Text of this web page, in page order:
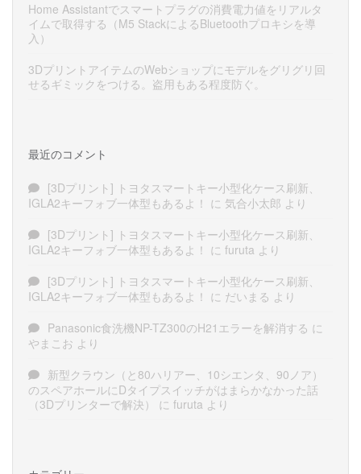
Home Assistantでスマートプラグの消費電力値をリアルタ
イムで取得する（M5 StackによるBluetoothプロキシを導
入）
3DプリントアイテムのWebショップにモデルをグリグリ回
せるギミックをつける。盗用もある程度防ぐ。
最近のコメント
[3Dプリント] トヨタスマートキー小型化ケース刷新、
IGLA2キーフォブ一体型もあるよ！ に 気合小太郎 より
[3Dプリント] トヨタスマートキー小型化ケース刷新、
IGLA2キーフォブ一体型もあるよ！ に furuta より
[3Dプリント] トヨタスマートキー小型化ケース刷新、
IGLA2キーフォブ一体型もあるよ！ に だいまる より
Panasonic食洗機NP-TZ300のH21エラーを解消する に
やまこお より
新型クラウン（と80ハリアー、10シエンタ、90ノア）
のスペアホールにDタイプスイッチがはまらかなかった話
（3Dプリンターで解決）
に furuta より